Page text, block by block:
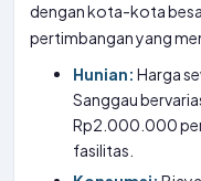
dengan kota-kota
pertimbangan yang
Hunian: Harga
Sanggau
Rp2.000.000
fasilitas.